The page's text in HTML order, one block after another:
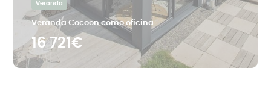
Veranda
Veranda Cocoon como oficina
16 721€